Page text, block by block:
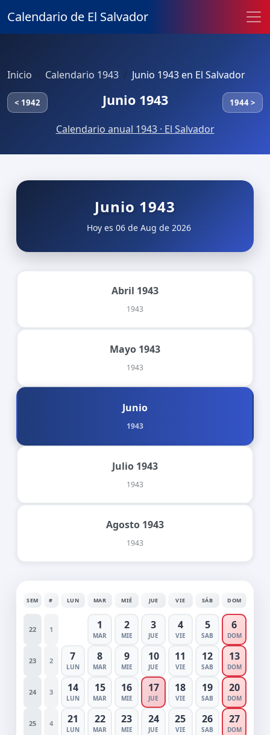
Calendario de El Salvador
Inicio Calendario 1943 Junio 1943 en El Salvador
< 1942 Junio 1943 1944 >
Calendario anual 1943 · El Salvador
Junio 1943
Hoy es 06 de Aug de 2026
Abril 1943
1943
Mayo 1943
1943
Junio
1943
Julio 1943
1943
Agosto 1943
1943
SEM # LUN MAR MIÉ JUE VIE SÁB DOM
22 1 1
MAR
2
MIE
3
JUE
4
VIE
5
SAB
6
DOM
23 2 7
LUN
8
MAR
9
MIE
10
JUE
11
VIE
12
SAB
13
DOM
24 3 14
LUN
15
MAR
16
MIE
17
JUE
18
VIE
19
SAB
20
DOM
25 4 21
LUN
22
MAR
23
MIE
24
JUE
25
VIE
26
SAB
27
DOM